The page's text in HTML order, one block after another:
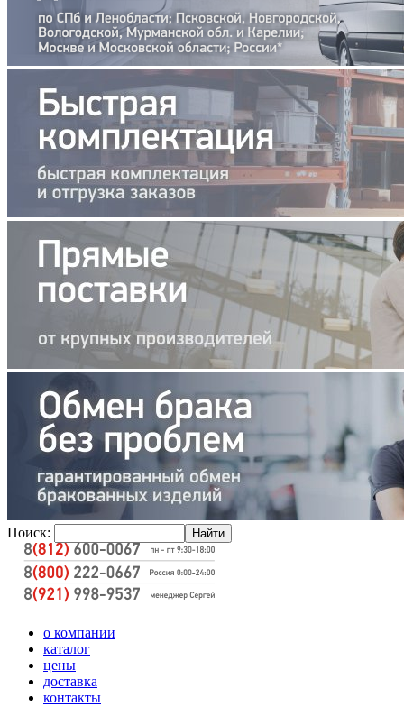
Поиск:
о компании
каталог
цены
доставка
контакты